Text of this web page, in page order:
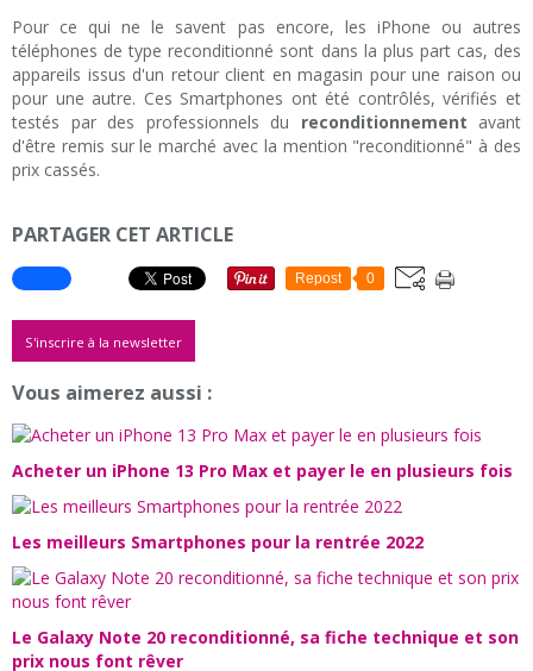
Pour ce qui ne le savent pas encore, les iPhone ou autres
téléphones de type reconditionné sont dans la plus part cas, des
appareils issus d'un retour client en magasin pour une raison ou
pour une autre. Ces Smartphones ont été contrôlés, vérifiés et
testés par des professionnels du reconditionnement avant
d'être remis sur le marché avec la mention "reconditionné" à des
prix cassés.
PARTAGER CET ARTICLE
Repost 0
S'inscrire à la newsletter
Vous aimerez aussi :
Acheter un iPhone 13 Pro Max et payer le en plusieurs fois
Les meilleurs Smartphones pour la rentrée 2022
Le Galaxy Note 20 reconditionné, sa fiche technique et son
prix nous font rêver